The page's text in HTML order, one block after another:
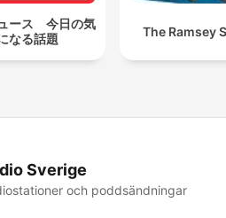
ース 今日の気
なる話題
The Ramsey
Sverige
och poddsändningar